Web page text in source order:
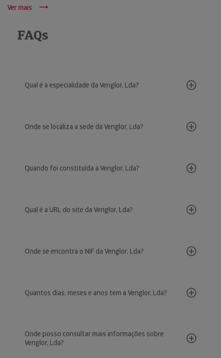
Ver mais
FAQs
Qual é a especialidade da Venglor, Lda?
Onde se localiza a sede da Venglor, Lda?
Quando foi constituída a Venglor, Lda?
Qual é a URL do site da Venglor, Lda?
Onde se encontra o NIF da Venglor, Lda?
Quantos dias, meses e anos tem a Venglor, Lda?
Onde posso consultar mais informações sobre
Venglor, Lda?